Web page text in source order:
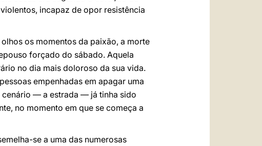
incapaz de opor resistência
os momentos da paixão, a morte
forçado do sábado. Aquela
no dia mais doloroso da sua vida.
empenhadas em apagar uma
cenário — a estrada — já tinha sido
no momento em que se começa a
se a uma das numerosas